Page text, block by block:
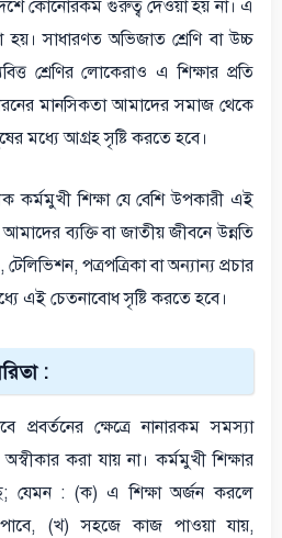
কোনোরকম গুরুত্ব দেওয়া হয় না। এ
সাধারণত অভিজাত শ্রেণি বা উচ্চ
শ্রেণির লোকেরাও এ শিক্ষার প্রতি
মানসিকতা আমাদের সমাজ থেকে
মধ্যে আগ্রহ সৃষ্টি করতে হবে।
কর্মমুখী শিক্ষা যে বেশি উপকারী এই
ব্যক্তি বা জাতীয় জীবনে উন্নতি
পত্রপত্রিকা বা অন্যান্য প্রচার
এই চেতনাবোধ সৃষ্টি করতে হবে।
:
প্রবর্তনের ক্ষেত্রে নানারকম সমস্যা
করা যায় না। কর্মমুখী শিক্ষার
যেমন : (ক) এ শিক্ষা অর্জন করলে
পাবে, (খ) সহজে কাজ পাওয়া যায়,